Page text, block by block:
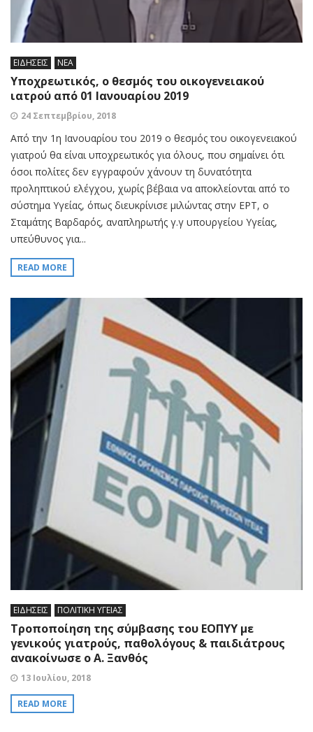
ΕΙΔΗΣΕΙΣ ΝΕΑ
Υποχρεωτικός, ο θεσμός του οικογενειακού
ιατρού από 01 Ιανουαρίου 2019
24 Σεπτεμβρίου, 2018
Από την 1η Ιανουαρίου του 2019 ο θεσμός του οικογενειακού
γιατρού θα είναι υποχρεωτικός για όλους, που σημαίνει ότι
όσοι πολίτες δεν εγγραφούν χάνουν τη δυνατότητα
προληπτικού ελέγχου, χωρίς βέβαια να αποκλείονται από το
σύστημα Υγείας, όπως διευκρίνισε μιλώντας στην ΕΡΤ, ο
Σταμάτης Βαρδαρός, αναπληρωτής γ.γ υπουργείου Υγείας,
υπεύθυνος για...
READ MORE
ΕΙΔΗΣΕΙΣ ΠΟΛΙΤΙΚΗ ΥΓΕΙΑΣ
Tροποποίηση της σύμβασης του ΕΟΠΥΥ με
γενικούς γιατρούς, παθολόγους & παιδιάτρους
ανακοίνωσε ο Α. Ξανθός
13 Ιουλίου, 2018
READ MORE